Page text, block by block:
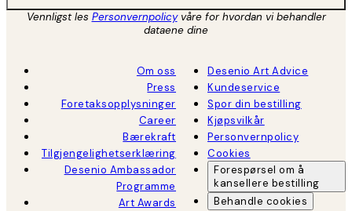
Vennligst les Personvernpolicyvåre for hvordan vi behandler
dataene dine
Om oss
Press
Foretaksopplysninger
Career
Bærekraft
Tilgjengelighetserklæring
Desenio Ambassador
Programme
Art Awards
Desenio Art Advice
Kundeservice
Spor din bestilling
Kjøpsvilkår
Personvernpolicy
Cookies
Forespørsel om å
kansellere bestilling
Behandle cookies